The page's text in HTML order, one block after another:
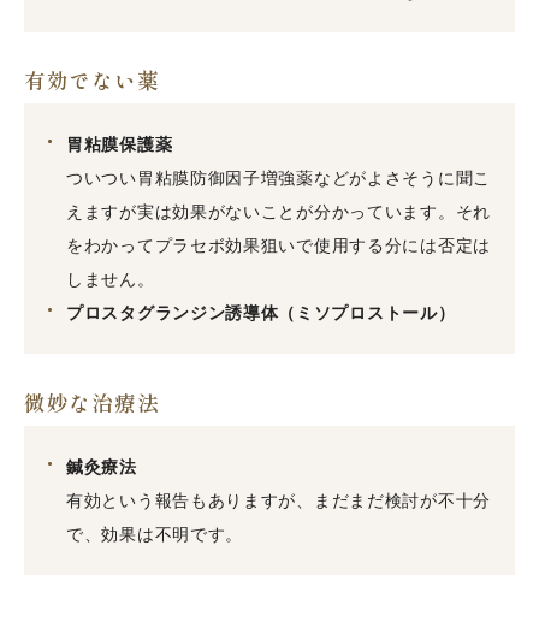
有効でない薬
胃粘膜保護薬
ついつい胃粘膜防御因子増強薬などがよさそうに聞こ
えますが実は効果がないことが分かっています。それ
をわかってプラセボ効果狙いで使用する分には否定は
しません。
プロスタグランジン誘導体（ミソプロストール）
微妙な治療法
鍼灸療法
有効という報告もありますが、まだまだ検討が不十分
で、効果は不明です。